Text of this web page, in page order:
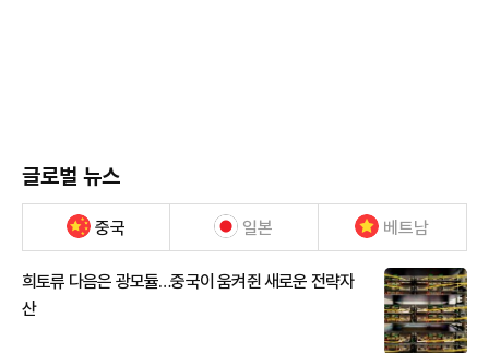
글로벌 뉴스
중국 일본 베트남
희토류 다음은 광모듈…중국이 움켜쥔 새로운 전략자
산